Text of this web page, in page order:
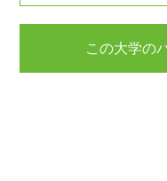
この大学の